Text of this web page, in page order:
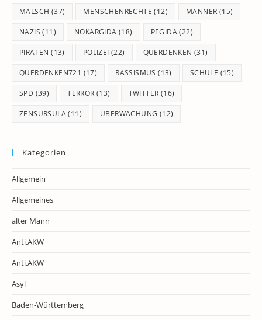
MALSCH (37) MENSCHENRECHTE (12) MÄNNER (15)
NAZIS (11) NOKARGIDA (18) PEGIDA(22)
PIRATEN (13) POLIZEI (22) QUERDENKEN (31)
QUERDENKEN721 (17) RASSISMUS (13) SCHULE (15)
SPD (39) TERROR (13) TWITTER (16)
ZENSURSULA(11) ÜBERWACHUNG (12)
Kategorien
Allgemein
Allgemeines
alter Mann
Anti.AKW
Anti.AKW
Asyl
Baden-Württemberg